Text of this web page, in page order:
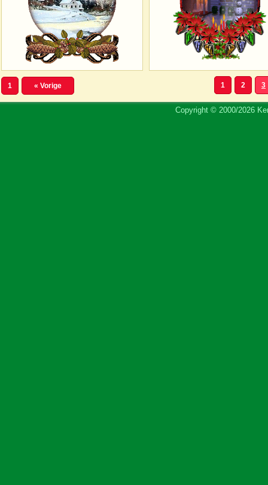
1 « Vorige 1 2 3
Copyright © 2000/2026